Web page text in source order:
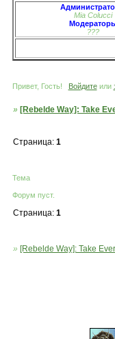
Mia Colucci
???
Привет, Гость! Войдитеили
» [Rebelde Way]: Take
Страница:1
Тема
Форум пуст.
Страница:1
»[Rebelde Way]: Take